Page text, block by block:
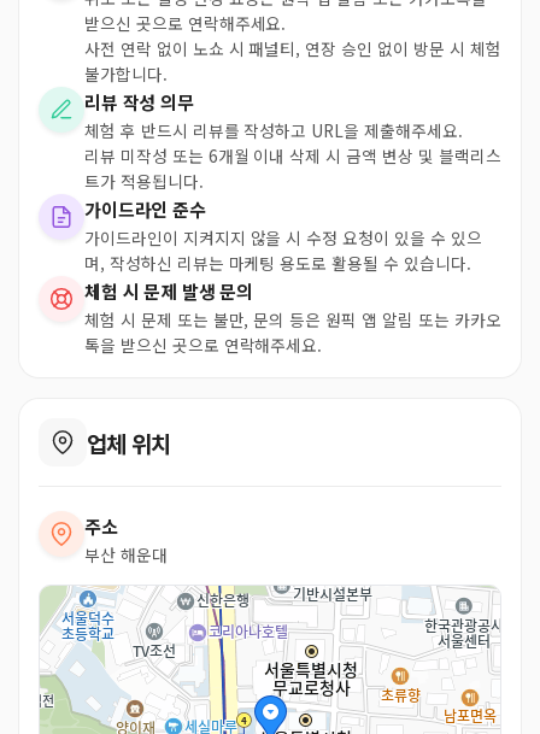
받으신 곳으로 연락해주세요.
사전 연락 없이 노쇼 시 패널티, 연장 승인 없이 방문 시 체험
불가합니다.
리뷰 작성 의무
체험 후 반드시 리뷰를 작성하고 URL을 제출해주세요.
리뷰 미작성 또는 6개월 이내 삭제 시 금액 변상 및 블랙리스
트가 적용됩니다.
가이드라인 준수
가이드라인이 지켜지지 않을 시 수정 요청이 있을 수 있으
며, 작성하신 리뷰는 마케팅 용도로 활용될 수 있습니다.
체험 시 문제 발생 문의
체험 시 문제 또는 불만, 문의 등은 원픽 앱 알림 또는 카카오
톡을 받으신 곳으로 연락해주세요.
업체 위치
주소
부산 해운대